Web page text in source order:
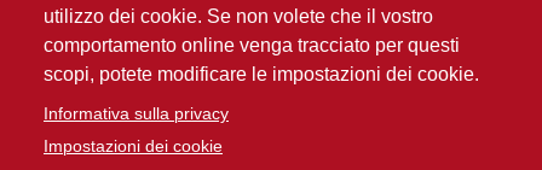
utilizzo dei cookie. Se non volete che il vostro
comportamento online venga tracciato per questi
scopi, potete modificare le impostazioni dei cookie.
Informativa sulla privacy
Impostazioni dei cookie
© 2026 ATG®Intelligent Glove Solutions. Tutti i diritti
riservati.